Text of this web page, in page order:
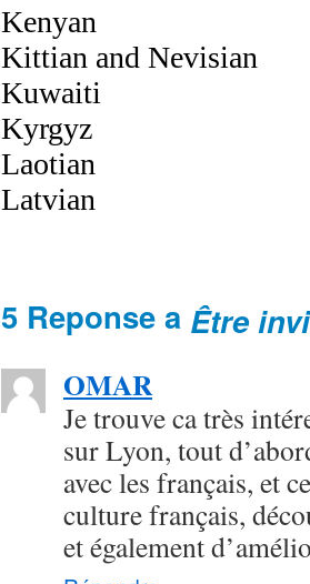
5 Reponse a Être
OMAR
Je trouve ca très
sur Lyon, tout
avec les français, et
culture français,
et également